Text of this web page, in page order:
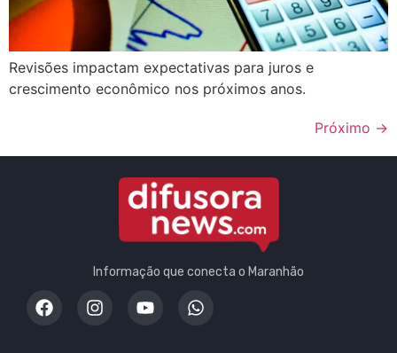
Revisões impactam expectativas para juros e
crescimento econômico nos próximos anos.
Próximo →
Informação que conecta o Maranhão